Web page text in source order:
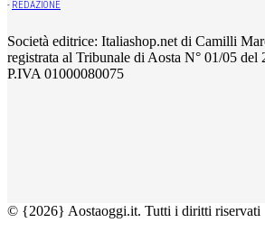
- REDAZIONE
Società editrice: Italiashop.net di Camilli
registrata al Tribunale di Aosta N° 01/05 del
P.IVA 01000080075
© {2026} Aostaoggi.it. Tutti i diritti riservati